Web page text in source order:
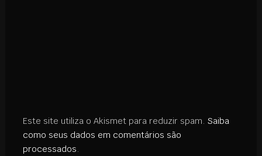
Este site utiliza o Akismet para reduzir spam. Saiba
como seus dados em comentários são
processados.